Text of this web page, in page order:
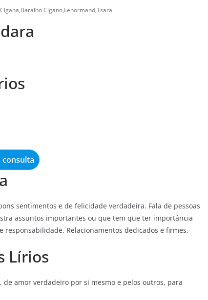
,Baralho Cigano,Lenormand,Tsara
consulta
sentimentos e de felicidade verdadeira. Fala de pessoas
assuntos importantes ou que tem que ter importância
responsabilidade. Relacionamentos dedicados e firmes.
Lírios
amor verdadeiro por si mesmo e pelos outros, para